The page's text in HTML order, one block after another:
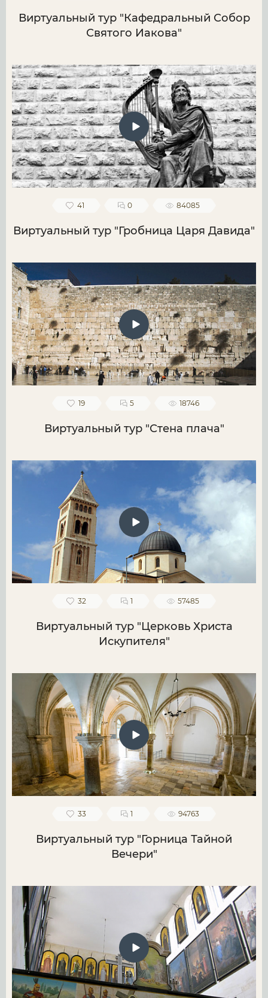
Виртуальный тур "Кафедральный Собор
Святого Иакова"
41 0 84085
Виртуальный тур "Гробница Царя Давида"
19 5 18746
Виртуальный тур "Стена плача"
32 1 57485
Виртуальный тур "Церковь Христа
Искупителя"
33 1 94763
Виртуальный тур "Горница Тайной
Вечери"